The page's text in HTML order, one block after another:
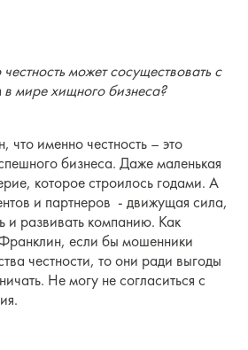
может сосуществовать с
в мире хищного бизнеса?
что именно честность – это
бизнеса. Даже маленькая
которое строилось годами. А
и партнеров - движущая сила,
и развивать компанию. Как
если бы мошенники
честности, то они ради выгоды
Не могу не согласиться с